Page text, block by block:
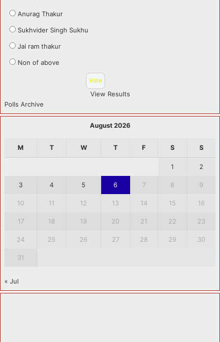
Anurag Thakur
Sukhvider Singh Sukhu
Jai ram thakur
Non of above
View Results
Polls Archive
August 2026
M T W T F S S
1 2
3 4 5 6 7 8 9
10 11 12 13 14 15 16
17 18 19 20 21 22 23
24 25 26 27 28 29 30
31
« Jul